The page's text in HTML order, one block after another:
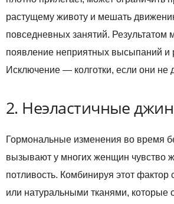
растущему животу и мешать
повседневных занятий. Результатом
появление неприятных высыпаний и
Исключение — колготки, если они не
2. Неэластичные
Гормональные изменения во время
вызывают у многих женщин чувство
потливость. Комбинируя этот фактор
или натуральными тканями, которые